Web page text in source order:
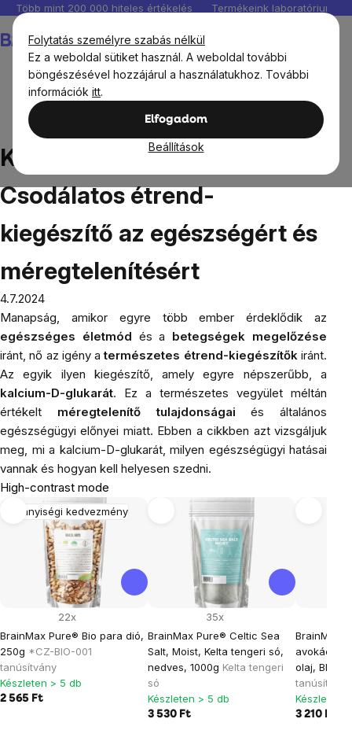
Folytatás személyre szabás nélkül
Ez a weboldal sütiket használ. A weboldal további
böngészésével hozzájárul a használatukhoz. További
információk itt.
Elfogadom
Beállítások
Ugrás
fő
tartalomhoz
Több mint 200 000 hiteles értékelés Termékeink
Kálcium D-glukaráte: Csodálatos étrend-kiegészítő
az egészségért és méregtelenítésért
Kálcium D-glukaráte:
Csodálatos étrend-
kiegészítő az egészségért és
méregtelenítésért
4.7.2024
Manapság, amikor egyre több ember érdeklődik az
egészséges életmód és a betegségek megelőzése
iránt, nő az igény atermészetes étrend-kiegészítőkiránt.
Az egyik ilyen kiegészítő, amely egyre népszerűbb, a
kalcium-D-glukarát. Ez a természetes vegyület méltán
értékelt méregtelenítő tulajdonságai és általános
egészségügyi előnyei miatt. Ebben a cikkben azt vizsgáljuk
meg, mi a kalcium-D-glukarát, milyen egészségügyi hatásai
vannak és hogyan kell helyesen szedni.
High-contrast mode
Mennyiségi kedvezmény
BrainMax Pure® Bio para dió,
250g *CZ-BIO-001
tanúsítvány
22x
Készleten > 5 db
2 565 Ft
BrainMax Pure® Celtic Sea
Salt, Moist, Kelta tengeri só,
nedves, 1000g Kelta tengeri
só
35x
Készleten > 5 db
3 530 Ft
BrainMax
avokádó
olaj, BIO,
tanúsítvány
Készleten
3 210 Ft